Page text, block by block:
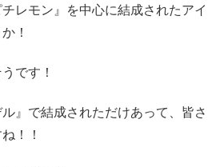
レモン』を中心に結成されたアイ
！
です！
』で結成されただけあって、皆さ
！！